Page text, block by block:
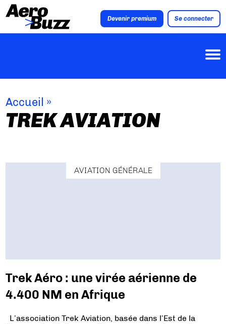
Devenir premium Se connecter
Accueil »
TREK AVIATION
AVIATION GÉNÉRALE
Trek Aéro : une virée aérienne de
4.400 NM en Afrique
L’association Trek Aviation, basée dans l’Est de la